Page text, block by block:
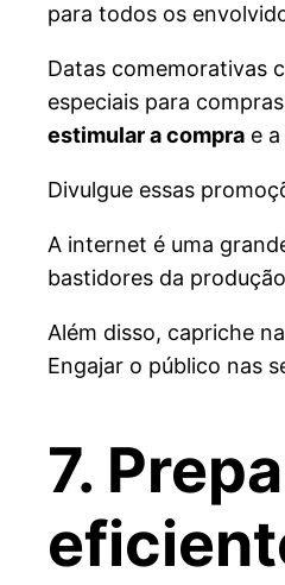
para todos os
Datas comemorativas
especiais para
estimular a compra e
Divulgue essas
A internet é uma
bastidores da
Além disso, capriche
Engajar o público nas
7.